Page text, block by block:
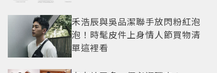
禾浩辰與吳品潔聯手放閃粉紅泡
泡！時髦皮件上身情人節買物清
單這裡看